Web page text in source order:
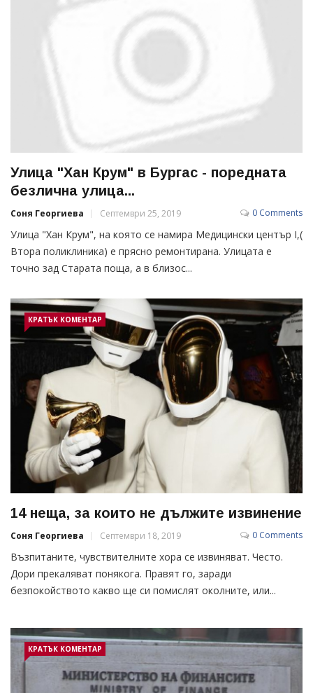
Улица "Хан Крум" в Бургас - поредната
безлична улица...
Соня Георгиева Септември 25, 2019 0 Comments
Улица "Хан Крум", на която се намира Медицински център I,(
Втора поликлиника) e прясно ремонтирана. Улицата е
точно зад Старата поща, а в близос...
КРАТЪК КОМЕНТАР
14 неща, за които не дължите извинение
Соня Георгиева Септември 18, 2019 0 Comments
Възпитаните, чувствителните хора се извиняват. Често.
Дори прекаляват понякога. Правят го, заради
безпокойството какво ще си помислят околните, или...
КРАТЪК КОМЕНТАР